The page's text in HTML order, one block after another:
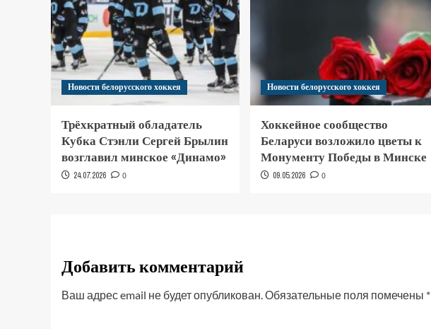
Новости белорусского хоккея
Трёхкратный обладатель
Кубка Стэнли Сергей Брылин
возглавил минское «Динамо»
24.07.2026 0
Новости белорусского хоккея
Хоккейное сообщество
Беларуси возложило цветы к
Монументу Победы в Минске
09.05.2026 0
Добавить комментарий
Ваш адрес email не будет опубликован.Обязательные поля помечены *